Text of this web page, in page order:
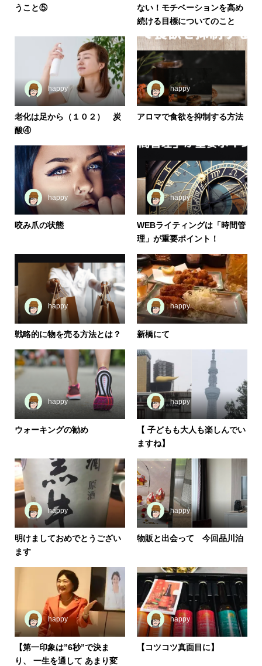
うこと⑤
ない！モチベーションを高め
続ける目標についてのこと
happy
老化は足から（１０２） 炭
酸④
happy
アロマで食欲を抑制する方法
happy
咬み爪の状態
happy
WEBライティングは「時間管
理」が重要ポイント！
happy
戦略的に物を売る方法とは？
happy
新橋にて
happy
ウォーキングの勧め
happy
【 子どもも大人も楽しんでい
ますね】
happy
明けましておめでとうござい
ます
happy
物販と出会って 今回品川泊
happy
【第一印象は”6秒”で決ま
り、 一生を通して あまり変
happy
【コツコツ真面目に】